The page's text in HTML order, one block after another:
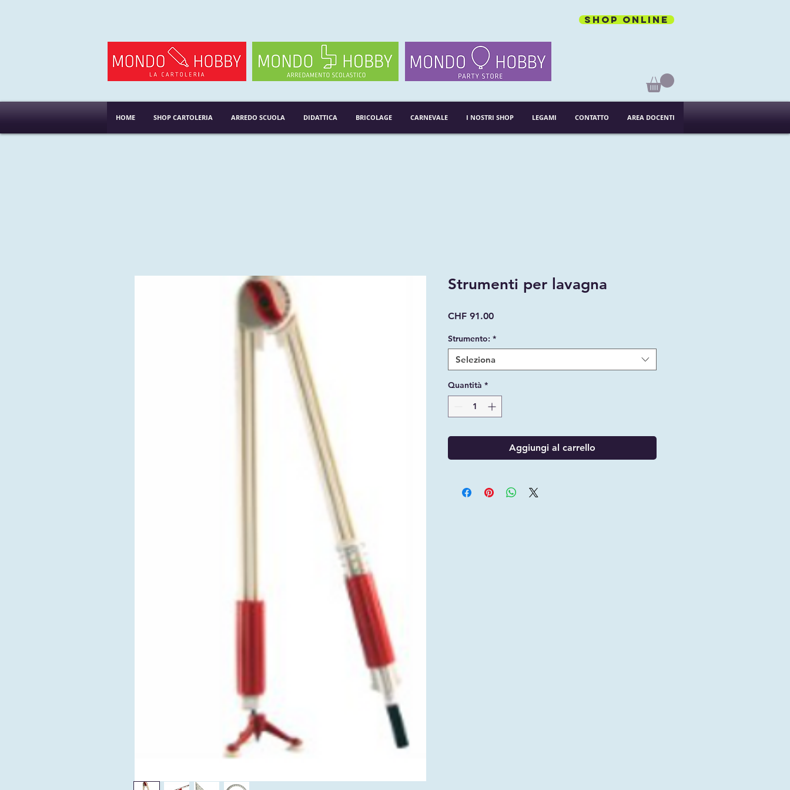
Shop online
HOME SHOP CARTOLERIA ARREDO SCUOLA DIDATTICA BRICOLAGE CARNEVALE I NOSTRI SHOP LEGAMI CONTATTO AREA DOCENTI
Strumenti per lavagna
CHF 91.00Prezzo
Strumento: *
Seleziona
Quantità *
Aggiungi al carrello